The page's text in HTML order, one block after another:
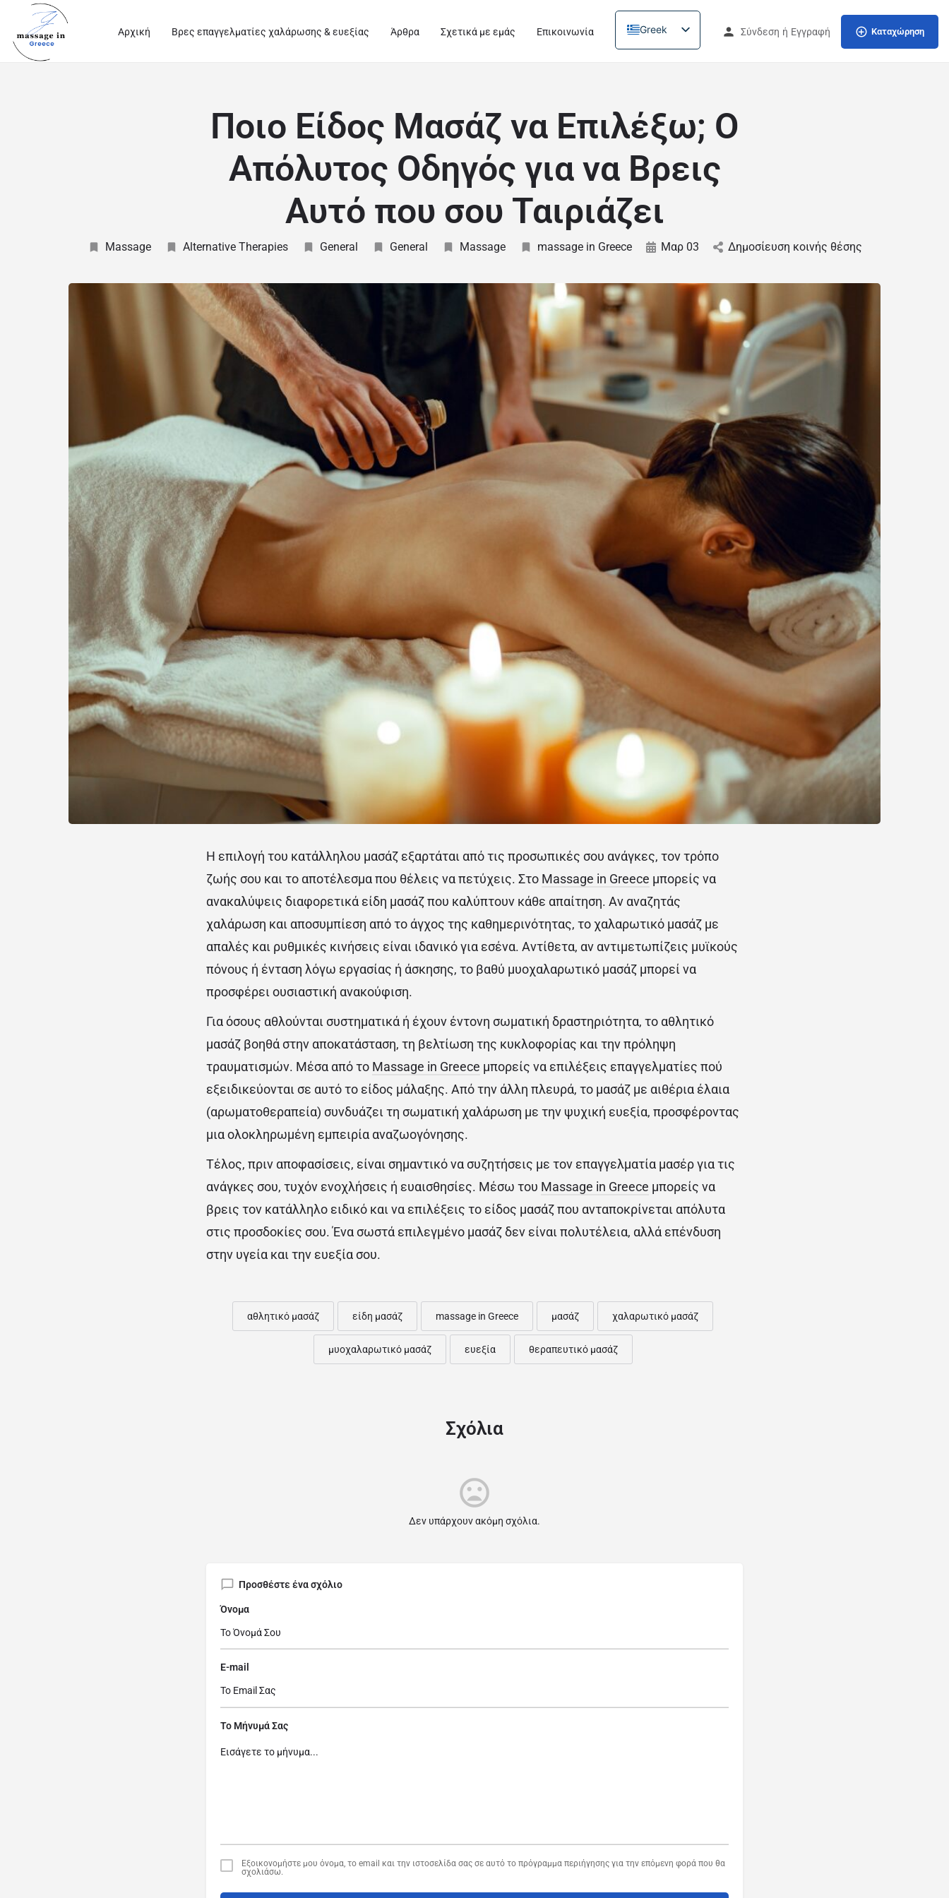
Αρχική Βρες επαγγελματίες χαλάρωσης & ευεξίας Άρθρα Σχετικά με εμάς Επικοινωνία Greek Σύνδεση ή Εγγραφή Καταχώρηση
Ποιο Είδος Μασάζ να Επιλέξω; Ο
Απόλυτος Οδηγός για να Βρεις
Αυτό που σου Ταιριάζει
Massage Alternative Therapies General General Massage massage in Greece Μαρ 03 Δημοσίευση κοινής θέσης
Η επιλογή του κατάλληλου μασάζ εξαρτάται από τις προσωπικές σου ανάγκες, τον τρόπο
ζωής σου και το αποτέλεσμα που θέλεις να πετύχεις. Στο Massage in Greece μπορείς να
ανακαλύψεις διαφορετικά είδη μασάζ που καλύπτουν κάθε απαίτηση. Αν αναζητάς
χαλάρωση και αποσυμπίεση από το άγχος της καθημερινότητας, το χαλαρωτικό μασάζ με
απαλές και ρυθμικές κινήσεις είναι ιδανικό για εσένα. Αντίθετα, αν αντιμετωπίζεις μυϊκούς
πόνους ή ένταση λόγω εργασίας ή άσκησης, το βαθύ μυοχαλαρωτικό μασάζ μπορεί να
προσφέρει ουσιαστική ανακούφιση.
Για όσους αθλούνται συστηματικά ή έχουν έντονη σωματική δραστηριότητα, το αθλητικό
μασάζ βοηθά στην αποκατάσταση, τη βελτίωση της κυκλοφορίας και την πρόληψη
τραυματισμών. Μέσα από το Massage in Greece μπορείς να επιλέξεις επαγγελματίες πού
εξειδικεύονται σε αυτό το είδος μάλαξης. Από την άλλη πλευρά, το μασάζ με αιθέρια έλαια
(αρωματοθεραπεία) συνδυάζει τη σωματική χαλάρωση με την ψυχική ευεξία, προσφέροντας
μια ολοκληρωμένη εμπειρία αναζωογόνησης.
Τέλος, πριν αποφασίσεις, είναι σημαντικό να συζητήσεις με τον επαγγελματία μασέρ για τις
ανάγκες σου, τυχόν ενοχλήσεις ή ευαισθησίες. Μέσω του Massage in Greece μπορείς να
βρεις τον κατάλληλο ειδικό και να επιλέξεις το είδος μασάζ που ανταποκρίνεται απόλυτα
στις προσδοκίες σου. Ένα σωστά επιλεγμένο μασάζ δεν είναι πολυτέλεια, αλλά επένδυση
στην υγεία και την ευεξία σου.
αθλητικό μασάζ είδη μασάζ massage in Greece μασάζ χαλαρωτικό μασάζ
μυοχαλαρωτικό μασάζ ευεξία θεραπευτικό μασάζ
Σχόλια
Δεν υπάρχουν ακόμη σχόλια.
Προσθέστε ένα σχόλιο
Όνομα
E-mail
Το Μήνυμά Σας
Εξοικονομήστε μου όνομα, το email και την ιστοσελίδα σας σε αυτό το πρόγραμμα περιήγησης για την επόμενη φορά που θα
σχολιάσω.